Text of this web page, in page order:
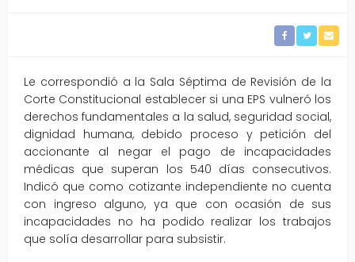
Le correspondió a la Sala Séptima de Revisión de la
Corte Constitucional establecer si una EPS vulneró los
derechos fundamentales a la salud, seguridad social,
dignidad humana, debido proceso y petición del
accionante al negar el pago de incapacidades
médicas que superan los 540 días consecutivos.
Indicó que como cotizante independiente no cuenta
con ingreso alguno, ya que con ocasión de sus
incapacidades no ha podido realizar los trabajos
que solía desarrollar para subsistir.